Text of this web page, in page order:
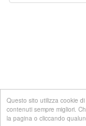
Questo sito utilizza cookie
contenuti sempre migliori.
la pagina o cliccando
© 2021 Testi-